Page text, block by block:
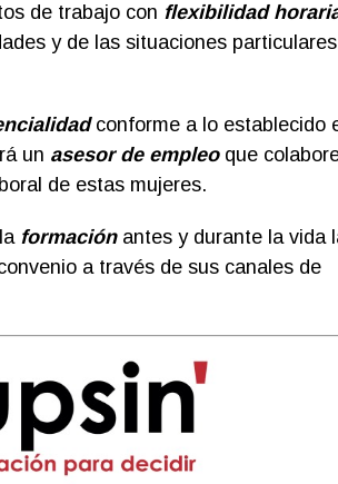
de trabajo con flexibilidad
y de las situaciones
conforme a lo establecido
un asesor de empleoque
de estas mujeres.
formaciónantes y durante la vida
a través de sus canales de